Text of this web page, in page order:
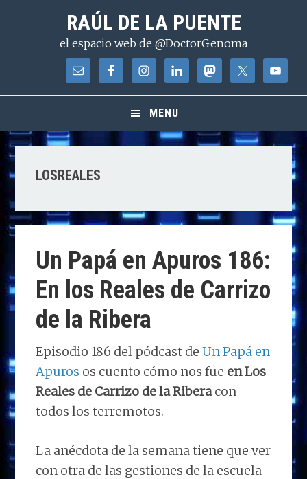
contenido
RAÚL DE LA PUENTE
el espacio web de @DoctorGenoma
MENU
LOSREALES
Un Papá en Apuros 186:
En los Reales de Carrizo
de la Ribera
Episodio 186 del pódcast deUn Papá en
Apuros os cuento cómo nos fue en Los
Reales de Carrizo de la Riberacon
todos los terremotos.
La anécdota de la semana tiene que ver
con otra de las gestiones de la escuela